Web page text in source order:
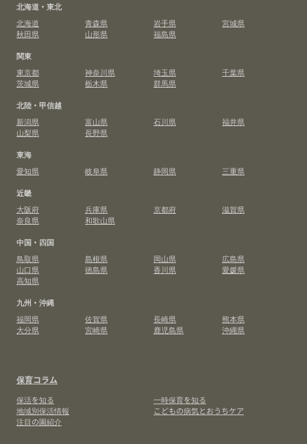
北海道・東北
北海道
青森県 岩手県
宮城県
秋田県
山形県
福島県
関東
東京都
神奈川県 埼玉県
千葉県
茨城県
栃木県
群馬県
北陸・甲信越
新潟県
富山県 石川県
福井県
山梨県
長野県
東海
愛知県
岐阜県 静岡県
三重県
近畿
大阪府
兵庫県 京都府
滋賀県
奈良県
和歌山県
中国・四国
鳥取県
島根県 岡山県
広島県
山口県
徳島県 香川県
愛媛県
高知県
九州・沖縄
福岡県
佐賀県 長崎県
熊本県
大分県
宮崎県 鹿児島県 沖縄県
保育コラム
保活を知る
一時保育を知る
地域別保活情報
こどもの病気とおうちケア
注目の園紹介